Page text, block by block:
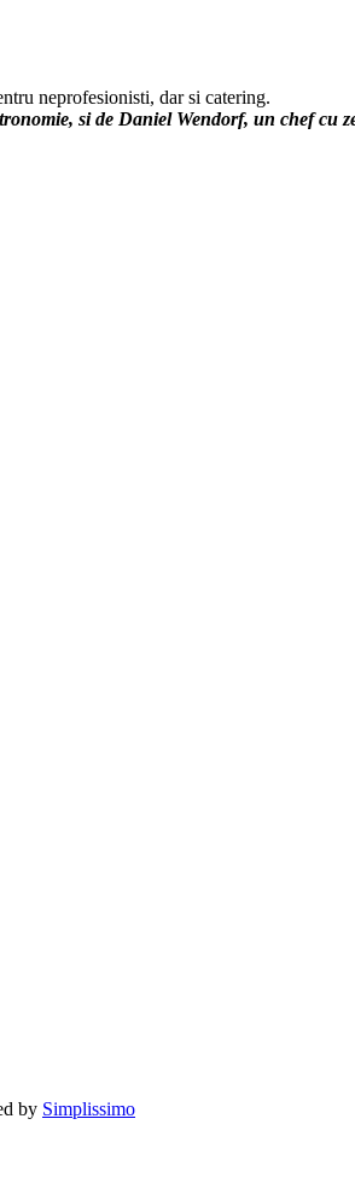
neprofesionisti, dar si catering.
si de Daniel Wendorf, un chef cu
by Simplissimo